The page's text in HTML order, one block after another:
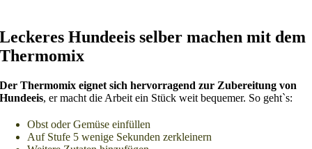
Leckeres Hundeeis selber machen mit dem
Thermomix
Der Thermomix eignet sich hervorragend zur Zubereitung von
Hundeeis, er macht die Arbeit ein Stück weit bequemer. So geht`s:
Obst oder Gemüse einfüllen
Auf Stufe 5 wenige Sekunden zerkleinern